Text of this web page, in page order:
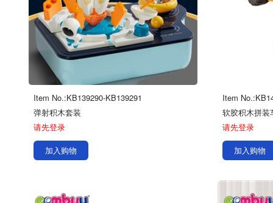
Item No.:KB139290-KB139291
弹射积木套装
请先登录
加入购物
Item
软胶积木拼装
请先登录
加入购物